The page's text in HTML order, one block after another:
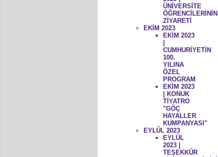
ÜNİVERSİTE
ÖĞRENCİLERİNİN
ZİYARETİ
EKİM 2023
EKİM 2023
CUMHURİYETİN
100.
YILINA
ÖZEL
PROGRAM
EKİM 2023
| KONUK
TİYATRO
"GÖÇ
HAYALLER
KUMPANYASI"
EYLÜL 2023
EYLÜL
2023 |
TEŞEKKÜR